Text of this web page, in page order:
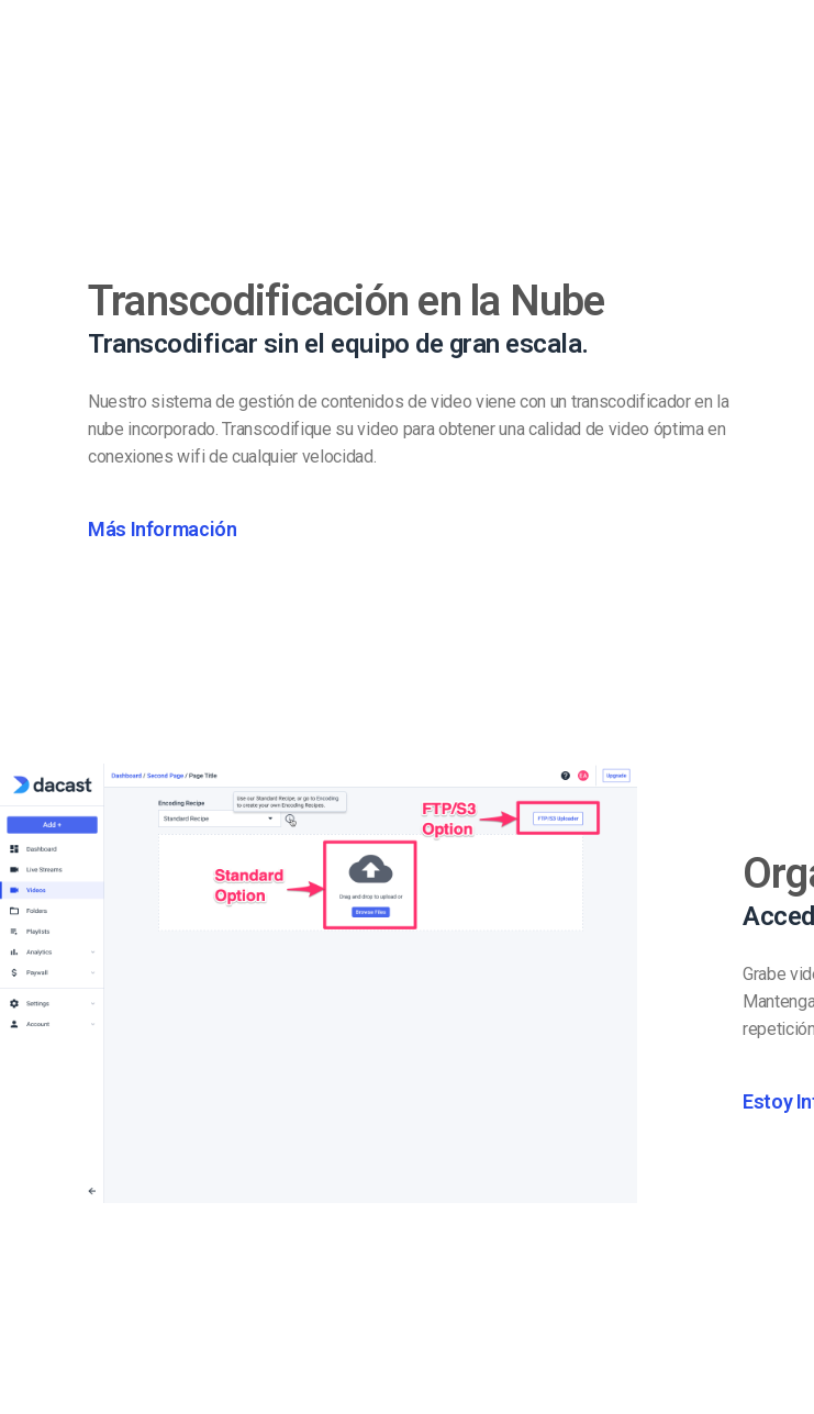
Transcodificación en la Nube
Transcodificar sin el equipo de gran escala.
Nuestro sistema de gestión de contenidos de video viene con un transcodificador en la
nube incorporado. Transcodifique su video para obtener una calidad de video óptima en
conexiones wifi de cualquier velocidad.
Más Información
Grabe
Estoy